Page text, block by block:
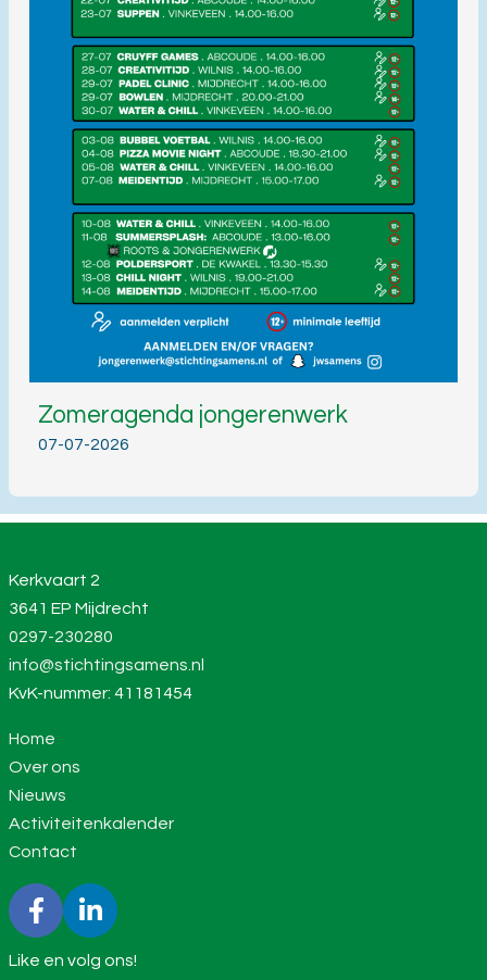
Zomeragenda jongerenwerk
07-07-2026
Kerkvaart 2
3641 EP Mijdrecht
0297-230280
info@stichtingsamens.nl
KvK-nummer: 41181454
Home
Over ons
Nieuws
Activiteitenkalender
Contact
Like en volg ons!